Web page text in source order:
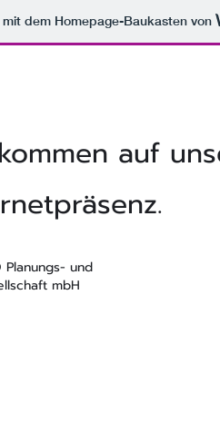
dem Homepage-Baukasten von
auf
Planungs- und
mbH